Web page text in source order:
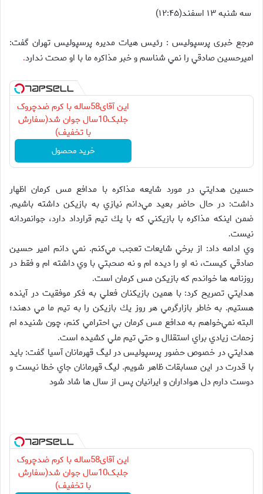
سه شنبه ۱۳ اسفند(۱۲:۴۵)
مرجع خبری پرسپولیس : رئيس هيات مديره پرسپوليس تهران گفت:
اميرحسين صادقي را نمي شناسم و خبر مذاكره ما با او صحت ندارد.
این آقای58ساله با کرم ضدچروک
جلبک10سال جوان شد(سفارش
با تخفیف)
خرید محصول
حسين هدايتي در مورد شايعه مذاكره با مدافع مس كرمان اظهار
داشت: در حال حاضر بعيد مي‌دانم نيازي به بازيكن داشته باشيم.
ضمن اينكه مذاكره با بازيكني كه با يك تيم قرارداد دارد، جوانمردانه
نيست.
وي ادامه داد: از برخي شايعات تعجب مي‌كنم. نمي دانم امير حسين
صادقي كيست، نه او را ديده ام و نه صحبتي با وي داشته ام و فقط در
روزنامه ها خواندم كه بازيكن مس كرمان است.
هدايتي تصريح كرد: با همين بازيكنان فعلي به فكر موفقيت در آينده
هستيم. به خاطر بازارگرمي هر روز يك بازيكن را به تيم ما مي دهند؛
البته نمي‌خواهم به مدافع مس كرمان بي احترامي كنم، چون شنيده ام
زحمات زيادي براي استقلال و حتي تيم ملي كشيده است.
هدايتي در خصوص حضور پرسپوليس در ليگ قهرمانان آسيا گفت: بايد
با قدرت در اين مسابقات ظاهر شويم. ليگ قهرمانان جاي خطا نيست و
دوست دارم دل هواداران و ايرانيان پس از سال ها شاد شود
این آقای58ساله با کرم ضدچروک
جلبک10سال جوان شد(سفارش
با تخفیف)